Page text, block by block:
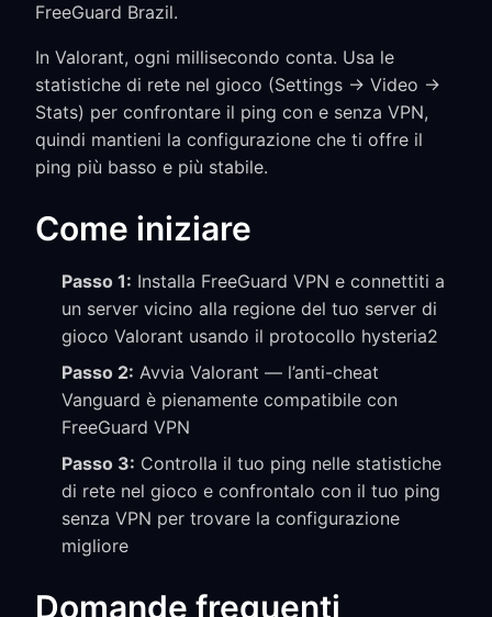
FreeGuard Brazil.
In Valorant, ogni millisecondo conta. Usa le
statistiche di rete nel gioco (Settings → Video →
Stats) per confrontare il ping con e senza VPN,
quindi mantieni la configurazione che ti offre il
ping più basso e più stabile.
Come iniziare
Passo 1: Installa FreeGuard VPN e connettiti a
un server vicino alla regione del tuo server di
gioco Valorant usando il protocollo hysteria2
Passo 2: Avvia Valorant — l’anti-cheat
Vanguard è pienamente compatibile con
FreeGuard VPN
Passo 3: Controlla il tuo ping nelle statistiche
di rete nel gioco e confrontalo con il tuo ping
senza VPN per trovare la configurazione
migliore
Domande frequenti